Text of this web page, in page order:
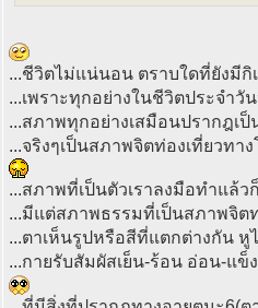
...ชีวิตไม่แน่นอน ตราบใดที่ยังมีกิ
...เพราะทุกอย่างในชีวิตประจำวั
...สภาพทุกอย่างเสมือนปรากฎเป็
...จริงๆเป็นสภาพจิตท่องเที่ยวทา
...สภาพที่เป็นตัวเราลงมือทำแล้
...มีแต่สภาพธรรมที่เป็นสภาพจิตท่
...ตาเห็นรูปหรือสีที่แตกต่างกัน หู
...กายรับสัมผัสเย็น-ร้อน อ่อน-แข็